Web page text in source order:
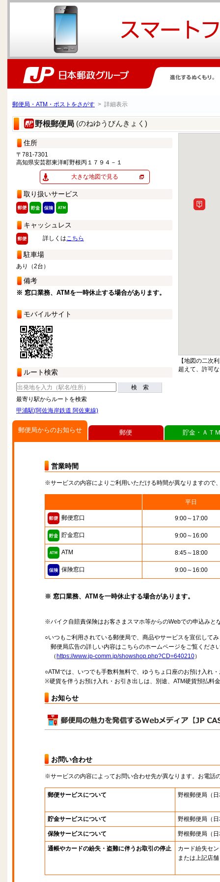
郵便局・ATM・ポストをさがす > 詳細表示
野根郵便局 (のねゆうびんきょく)
住所
〒781-7301
高知県安芸郡東洋町野根丙１７９４－１
大きな地図で見る
取り扱いサービス
キャッシュレス
詳しくはこちら
駐車場
あり（2台）
備考
※ 窓口業務、ATMを一時休止する場合があります。
モバイルサイト
ルート検索
検 索
最寄り駅からルートを検索
甲浦駅(阿佐海岸鉄道 阿佐東線)
【地図の二次
超えて、許可
郵便局からのお知らせ
営業時間
※サービスの内容によりご利用いただける時間が異なりますので
平日
郵便窓口 9:00～17:00
貯金窓口 9:00～16:00
ATM 8:45～18:00
保険窓口 9:00～16:00
※ 窓口業務、ATMを一時休止する場合があります。
※バイク自賠責保険はお客さまスマホ等からのWebでの申込みと
○いつもご利用されている郵便局で、商品やサービスを宣伝して
郵便局広告の詳しい内容はこちらのホームページをご覧くださ
（ https://www.jp-comm.jp/showshop.php?CD=640210）
○ATMでは、いつでも手数料無料で、ゆうちょ口座のお預け入れ
※硬貨を伴うお預け入れ・お引き出しは、別途、ATM硬貨預払料
お知らせ
お問い合わせ
※サービスの内容によってお問い合わせ先が異なります。お電話
郵便サービスについて 野根郵便局 （
貯金サービスについて 野根郵便局 （
保険サービスについて 野根郵便局 （
通帳やカードの紛失・盗難に伴うお取引の停止
カード紛失セ
または上記店舗
郵便 貯金・ＡＴ